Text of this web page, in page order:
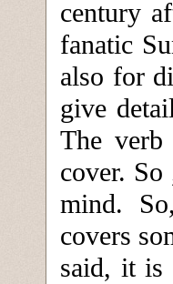
century
fanatic
also for
give
The
cover.
mind.
covers
said, it is